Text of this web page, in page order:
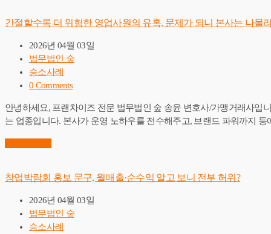
간절할수록 더 위험한 영업사원의 유혹, 문제가 되니 본사는 나몰
2026년 04월 03일
법무법인 숲
승소사례
0 Comments
안녕하세요, 프랜차이즈 전문 법무법인 숲 송윤 변호사/가맹거래사입
는 업종입니다. 본사가 운영 노하우를 전수해주고, 브랜드 파워까지
창업박람회 홍보 문구, 월매출·순수익 알고 보니 전부 허위?
2026년 04월 03일
법무법인 숲
승소사례